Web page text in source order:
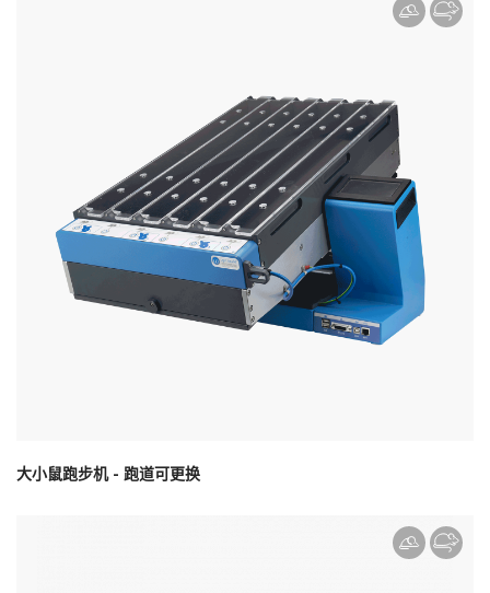
大小鼠跑步机 - 跑道可更换